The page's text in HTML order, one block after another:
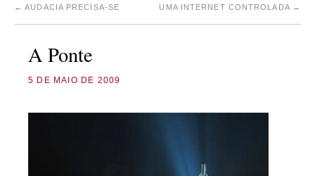
← AUDÁCIA PRECISA-SE UMA INTERNET CONTROLADA →
A Ponte
5 DE MAIO DE 2009